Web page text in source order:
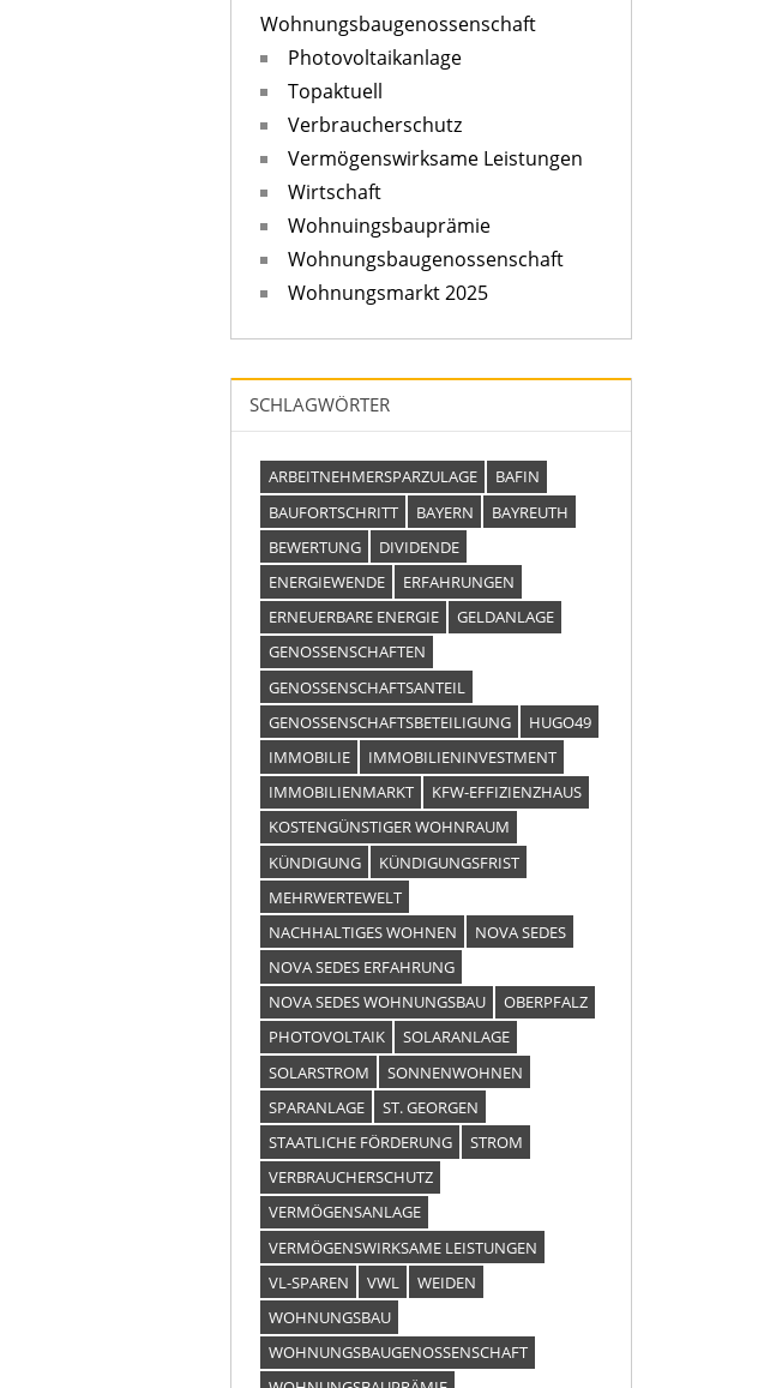
Wohnungsbaugenossenschaft
Photovoltaikanlage
Topaktuell
Verbraucherschutz
Vermögenswirksame Leistungen
Wirtschaft
Wohnuingsbauprämie
Wohnungsbaugenossenschaft
Wohnungsmarkt 2025
SCHLAGWÖRTER
ARBEITNEHMERSPARZULAGE
BAFIN
BAUFORTSCHRITT
BAYERN
BAYREUTH
BEWERTUNG
DIVIDENDE
ENERGIEWENDE
ERFAHRUNGEN
ERNEUERBARE ENERGIE
GELDANLAGE
GENOSSENSCHAFTEN
GENOSSENSCHAFTSANTEIL
GENOSSENSCHAFTSBETEILIGUNG
HUGO49
IMMOBILIE
IMMOBILIENINVESTMENT
IMMOBILIENMARKT
KFW-EFFIZIENZHAUS
KOSTENGÜNSTIGER WOHNRAUM
KÜNDIGUNG
KÜNDIGUNGSFRIST
MEHRWERTEWELT
NACHHALTIGES WOHNEN
NOVA SEDES
NOVA SEDES ERFAHRUNG
NOVA SEDES WOHNUNGSBAU
OBERPFALZ
PHOTOVOLTAIK
SOLARANLAGE
SOLARSTROM
SONNENWOHNEN
SPARANLAGE
ST. GEORGEN
STAATLICHE FÖRDERUNG
STROM
VERBRAUCHERSCHUTZ
VERMÖGENSANLAGE
VERMÖGENSWIRKSAME LEISTUNGEN
VL-SPAREN
VWL
WEIDEN
WOHNUNGSBAU
WOHNUNGSBAUGENOSSENSCHAFT